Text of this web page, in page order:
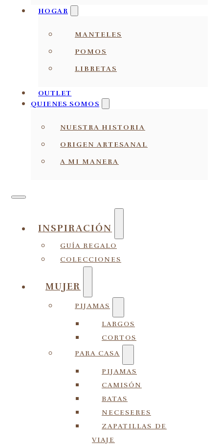
HOGAR
MANTELES
POMOS
LIBRETAS
OUTLET
QUIENES SOMOS
NUESTRA HISTORIA
ORIGEN ARTESANAL
A MI MANERA
INSPIRACIÓN
GUÍA REGALO
COLECCIONES
MUJER
PIJAMAS
LARGOS
CORTOS
PARA CASA
PIJAMAS
CAMISÓN
BATAS
NECESERES
ZAPATILLAS DE
VIAJE